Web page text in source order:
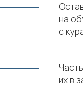
на
с
их в